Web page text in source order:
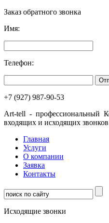
Заказ обратного звонка
Имя:
Телефон:
+7 (927) 987-90-53
Art-tell - профессиональный
входящих и исходящих
Главная
Услуги
О компании
Заявка
Контакты
Исходящие звонки